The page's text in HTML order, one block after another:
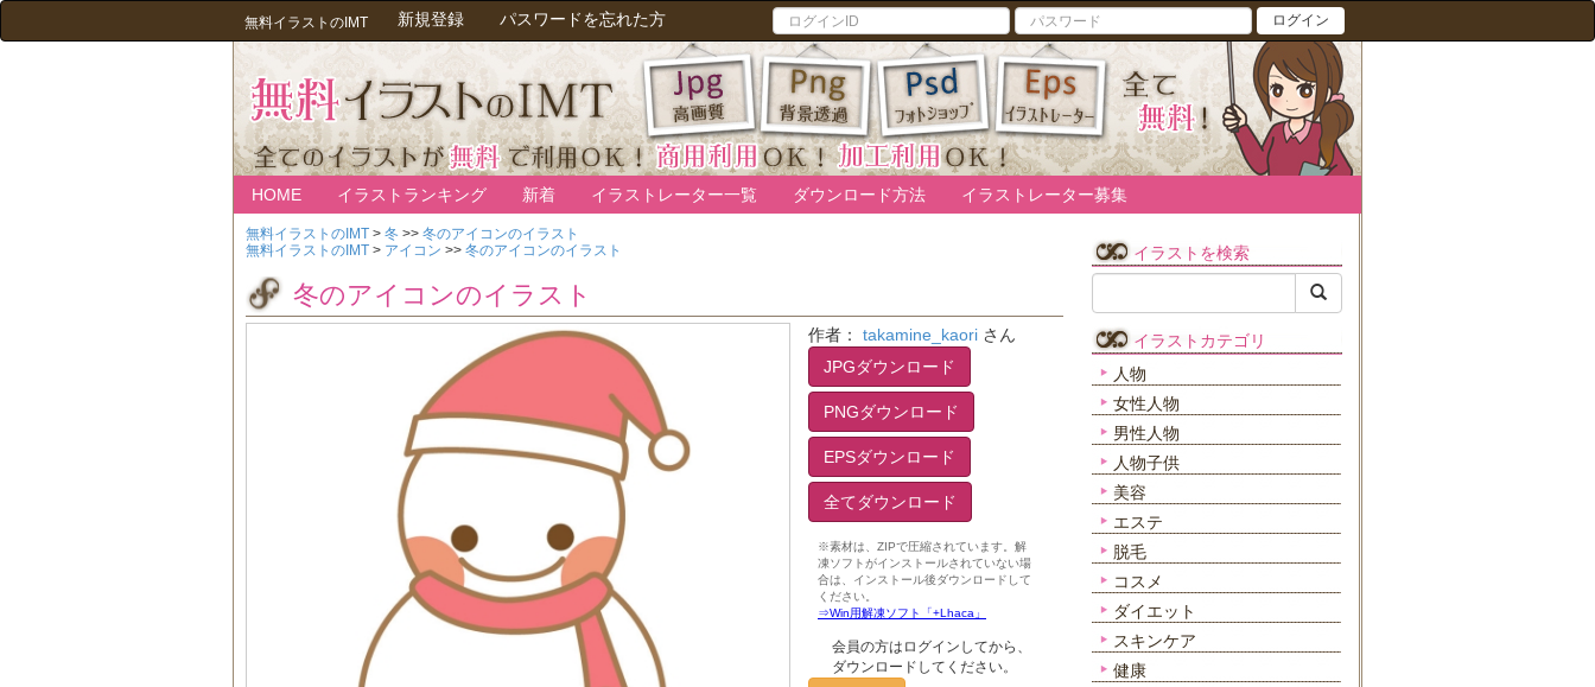
無料イラストのIMT 新規登録 パスワードを忘れた方 ログイン
HOME イラストランキング 新着 イラストレーター一覧 ダウンロード方法 イラストレーター募集
無料イラストのIMT > 冬 >> 冬のアイコンのイラスト
無料イラストのIMT > アイコン >> 冬のアイコンのイラスト
冬のアイコンのイラスト
作者：takamine_kaori さん
JPGダウンロード
PNGダウンロード
EPSダウンロード
全てダウンロード
会員の方はログインしてから、
ダウンロードしてください。
イラストを検索
イラストカテゴリ
人物
女性人物
男性人物
人物子供
美容
エステ
脱毛
コスメ
ダイエット
スキンケア
健康